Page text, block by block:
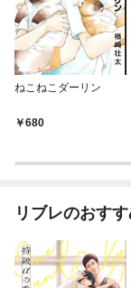
ねこねこダーリン
680
リブレのおす